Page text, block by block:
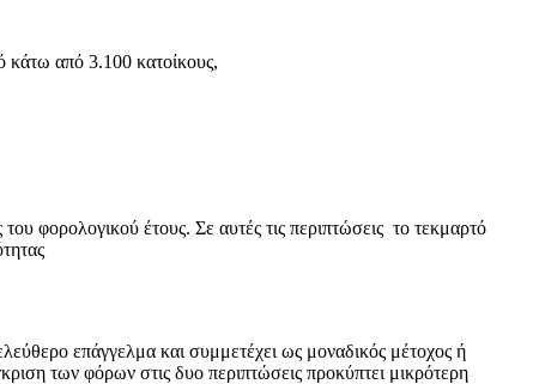
κάτω από 3.100 κατοίκους,
του φορολογικού έτους. Σε αυτές τις περιπτώσεις το τεκμαρτό
επάγγελμα και συμμετέχει ως μοναδικός μέτοχος ή
των φόρων στις δυο περιπτώσεις προκύπτει μικρότερη